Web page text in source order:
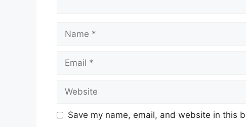
Save my name, email, and website in this